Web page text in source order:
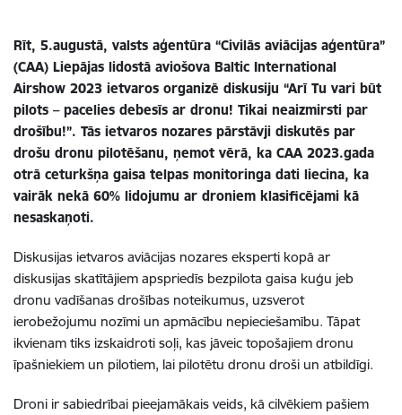
Rīt, 5.augustā, valsts aģentūra “Civilās aviācijas aģentūra”
(CAA) Liepājas lidostā aviošova Baltic International
Airshow 2023 ietvaros organizē diskusiju “Arī Tu vari būt
pilots – pacelies debesīs ar dronu! Tikai neaizmirsti par
drošību!”. Tās ietvaros nozares pārstāvji diskutēs par
drošu dronu pilotēšanu, ņemot vērā, ka CAA 2023.gada
otrā ceturkšņa gaisa telpas monitoringa dati liecina, ka
vairāk nekā 60% lidojumu ar droniem klasificējami kā
nesaskaņoti.
Diskusijas ietvaros aviācijas nozares eksperti kopā ar
diskusijas skatītājiem apspriedīs bezpilota gaisa kuģu jeb
dronu vadīšanas drošības noteikumus, uzsverot
ierobežojumu nozīmi un apmācību nepieciešamību. Tāpat
ikvienam tiks izskaidroti soļi, kas jāveic topošajiem dronu
īpašniekiem un pilotiem, lai pilotētu dronu droši un atbildīgi.
Droni ir sabiedrībai pieejamākais veids, kā cilvēkiem pašiem